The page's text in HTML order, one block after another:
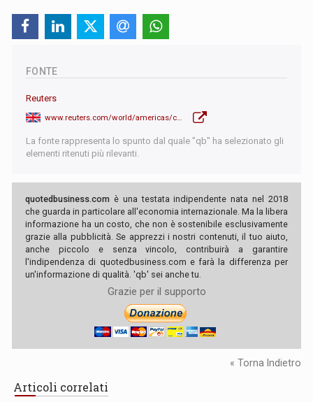
FONTE
Reuters
La fonte rappresenta lo spunto dal quale "qb" ha selezionato gli
elementi ritenuti più rilevanti.
quotedbusiness.com è una testata indipendente nata nel 2018
che guarda in particolare all'economia internazionale. Ma la libera
informazione ha un costo, che non è sostenibile esclusivamente
grazie alla pubblicità. Se apprezzi i nostri contenuti, il tuo aiuto,
anche piccolo e senza vincolo, contribuirà a garantire
l'indipendenza di quotedbusiness.com e farà la differenza per
un'informazione di qualità. 'qb' sei anche tu.
Grazie per il supporto
« Torna Indietro
Articoli correlati